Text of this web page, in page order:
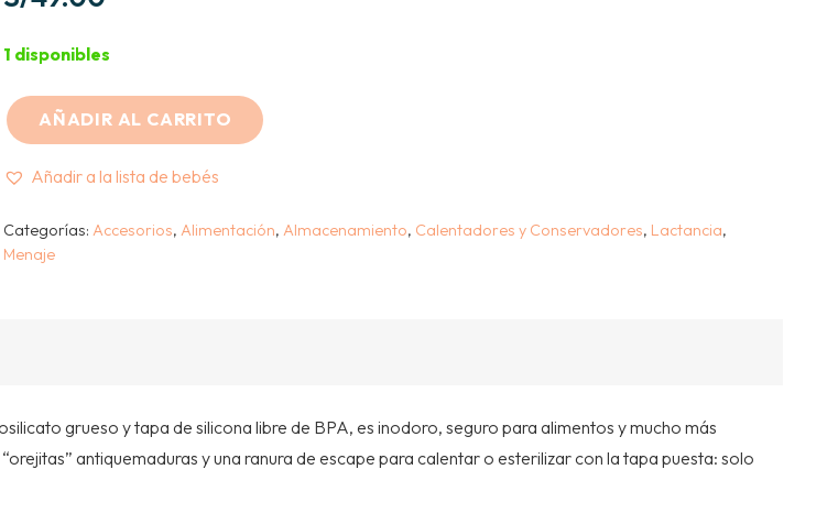
1 disponibles
BOBODUCK
DE
VIDRIO
AÑADIR AL CARRITO
Añadir a la lista de bebés
Categorías:Accesorios,Alimentación,Almacenamiento, Calentadores y Conservadores, Lactancia,
Menaje
grueso y tapa de silicona libre de BPA, es inodoro, seguro para alimentos y mucho más
antiquemaduras y una ranura de escape para calentar o esterilizar con la tapa puesta: solo